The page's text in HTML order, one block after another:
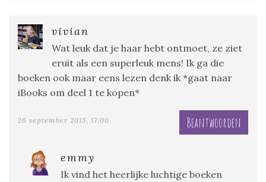
vivian
Wat leuk dat je haar hebt ontmoet, ze ziet
eruit als een superleuk mens! Ik ga die
boeken ook maar eens lezen denk ik *gaat naar
iBooks om deel 1 te kopen*
26 september 2015, 17:00 Beantwoorden
emmy
Ik vind het heerlijke luchtige boeken